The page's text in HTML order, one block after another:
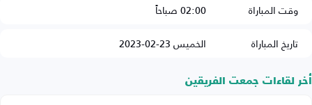
وقت المباراة
02:00 صباحاً
تاريخ المباراة
الخميس 23-02-2023
أخر لقاءات جمعت الفريقين